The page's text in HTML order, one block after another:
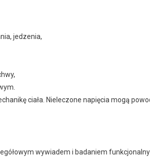
jedzenia,
ciała. Nieleczone napięcia mogą
wywiadem i badaniem